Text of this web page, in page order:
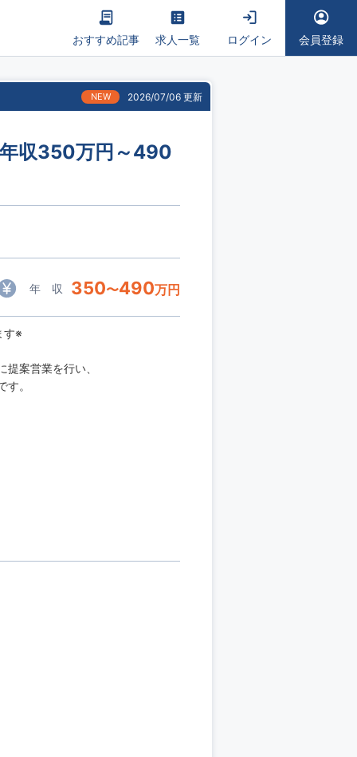
おすすめ記事 求人一覧 ログイン 会員登録
NEW 2026/07/06 更新
収350万円～490
年 収 350〜490万円
す※
案営業を行い、
。